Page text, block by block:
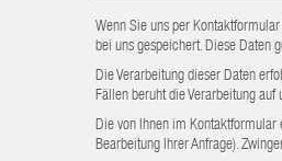
Wenn Sie uns per
bei uns gespeichert. Diese Daten
Die Verarbeitung dieser Daten
Fällen beruht die Verarbeitung auf
Die von Ihnen im Kontaktformular
Bearbeitung Ihrer Anfrage).